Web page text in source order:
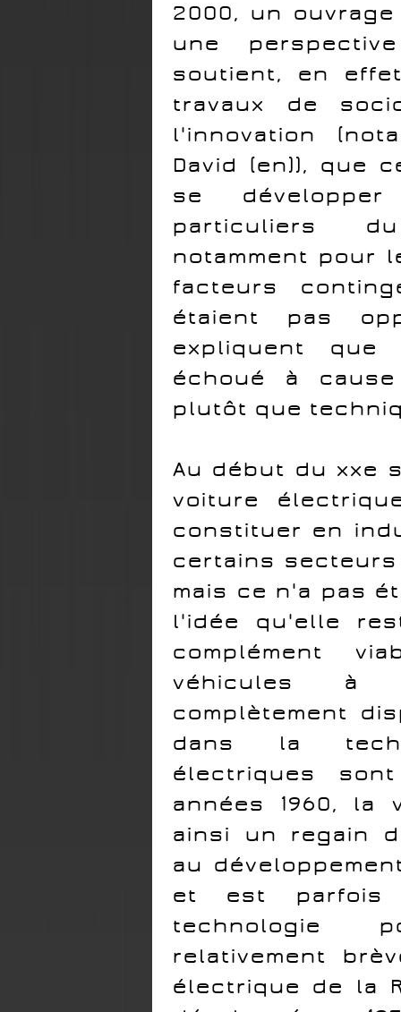
2000, un
une
soutient, en
travaux de
l'innovation
David (en)), que
se
particuliers
notamment pour
facteurs
étaient pas
expliquent
échoué à
plutôt que
Au début du xxe
voiture
constituer en
certains
mais ce n'a pas
l'idée qu'elle
complément
véhicules à
complètement
dans la
électriques
années 1960, la
ainsi un regain
au
et est parfois
technologie
relativement
électrique de la